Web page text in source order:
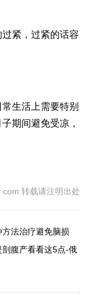
紧，过紧的话容
生活上需要特别
期间避免受凉，
转载请注明出处
法治疗避免脑损
腹产看看这5点-俄